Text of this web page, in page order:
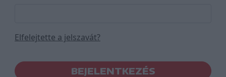
Elfelejtette a jelszavát?
BEJELENTKEZÉS